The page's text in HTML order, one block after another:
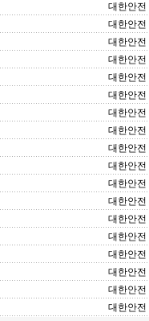
대한안전
대한안전
대한안전
대한안전
대한안전
대한안전
대한안전
대한안전
대한안전
대한안전
대한안전
대한안전
대한안전
대한안전
대한안전
대한안전
대한안전
대한안전